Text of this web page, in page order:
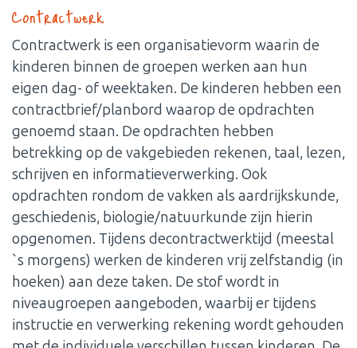
Contractwerk
Contractwerk is een organisatievorm waarin de
kinderen binnen de groepen werken aan hun
eigen dag- of weektaken. De kinderen hebben een
contractbrief/planbord waarop de opdrachten
genoemd staan. De opdrachten hebben
betrekking op de vakgebieden rekenen, taal, lezen,
schrijven en informatieverwerking. Ook
opdrachten rondom de vakken als aardrijkskunde,
geschiedenis, biologie/natuurkunde zijn hierin
opgenomen. Tijdens decontractwerktijd (meestal
`s morgens) werken de kinderen vrij zelfstandig (in
hoeken) aan deze taken. De stof wordt in
niveaugroepen aangeboden, waarbij er tijdens
instructie en verwerking rekening wordt gehouden